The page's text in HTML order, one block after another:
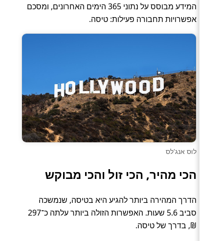
המידע מבוסס על נתוני 365 הימים האחרונים, ומסכם
אפשרויות תחבורה פעילות: טיסה.
לוס אנג'לס
הכי מהיר, הכי זול והכי מבוקש
הדרך המהירה ביותר להגיע היא בטיסה, שנמשכה
סביב 5.6 שעות. האפשרות הזולה ביותר עלתה כ־297
₪, בדרך של טיסה.